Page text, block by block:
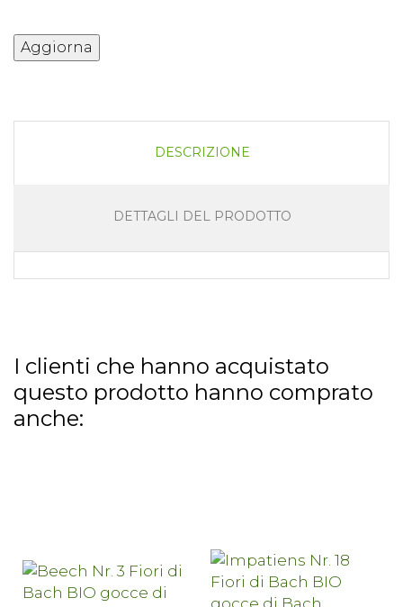
DESCRIZIONE
DETTAGLI DEL PRODOTTO
I clienti che hanno acquistato
questo prodotto hanno comprato
anche: